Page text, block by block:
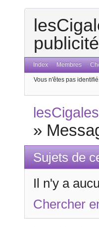
publicité
Index Membres
Vous n'êtes pas identifié.
»
Sujets de
Il n'y a
Chercher